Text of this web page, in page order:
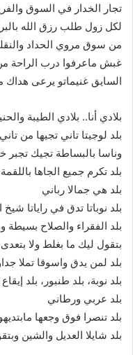
تجار الخدار في السوق
لكل زول طلب رزق الله
من سوق مروي الحداد
غبش ماعرفوا درب الراحة
السايق غنيماتو يرعى هداك
بلادي أنا.. بلادي الطيبة
بلد لوجيتا تاني تجيها من تاني
وناسا بالبساطة تجيك
بلد تكرم جميع الجاها
بلد هي جمالا رباني
بلد نوباتا تدق في راياتا
بلد الفقراء والصلاح بسيطة
بتقول ليك ما بغلط ولا
بلد لمن يدق واسوقا تملا
بلد نوبة، بلد طنبور، بلد إيقاع
بلد عربي ورطاني
بلد تنصرا فوق وجعها
بلد شايلا العديل والشين